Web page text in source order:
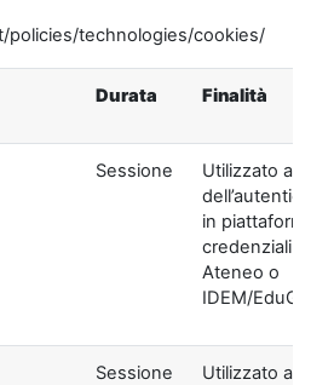
policies/technologies/cookies/
Durata Finalità
Sessione
Utilizzato ai
in
credenziali di
Ateneo o
IDEM/
Sessione
Utilizzato ai